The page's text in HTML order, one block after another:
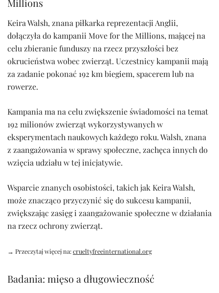
Millions
Keira Walsh, znana piłkarka reprezentacji Anglii,
dołączyła do kampanii Move for the Millions, mającej na
celu zbieranie funduszy na rzecz przyszłości bez
okrucieństwa wobec zwierząt. Uczestnicy kampanii mają
za zadanie pokonać 192 km biegiem, spacerem lub na
rowerze.
Kampania ma na celu zwiększenie świadomości na temat
192 milionów zwierząt wykorzystywanych w
eksperymentach naukowych każdego roku. Walsh, znana
z zaangażowania w sprawy społeczne, zachęca innych do
wzięcia udziału w tej inicjatywie.
Wsparcie znanych osobistości, takich jak Keira Walsh,
może znacząco przyczynić się do sukcesu kampanii,
zwiększając zasięg i zaangażowanie społeczne w działania
na rzecz ochrony zwierząt.
→ Przeczytaj więcej na:crueltyfreeinternational.org
Badania: mięso a długowieczność